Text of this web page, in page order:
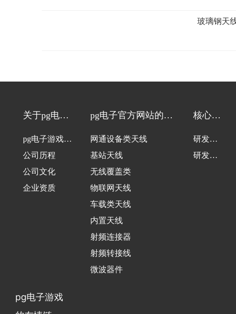
玻璃钢天
关于pg电子
pg电子游戏的
介绍
公司历程
公司文化
企业资质
pg电子官方网站的产
网通设备类天线
基站天线
无线覆盖类
物联网天线
车载类天线
内置天线
射频连接器
射频转接线
微波器件
核心技
研发团
队
研发设
pg电子游戏